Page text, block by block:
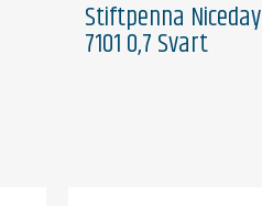
Stiftpenna Niceday
7101 0,7 Svart